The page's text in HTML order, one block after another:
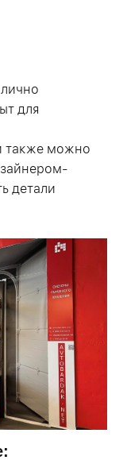
для
также можно
детали